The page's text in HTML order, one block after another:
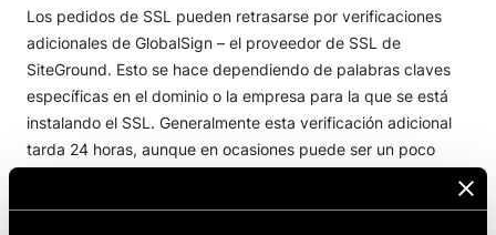
Los pedidos de SSL pueden retrasarse por verificaciones
adicionales de GlobalSign – el proveedor de SSL de
SiteGround. Esto se hace dependiendo de palabras claves
específicas en el dominio o la empresa para la que se está
instalando el SSL. Generalmente esta verificación adicional
tarda 24 horas, aunque en ocasiones puede ser un poco